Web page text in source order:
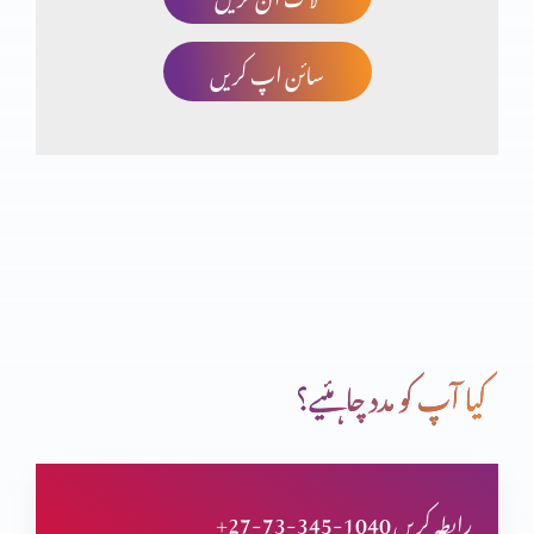
صلیب پر کفارہ
انبیاء و بزرگ – الیشع نبی
سائن اپ کریں
کیا آپ کو مدد چاہئیے؟
+27-73-345-1040 رابطہ کریں